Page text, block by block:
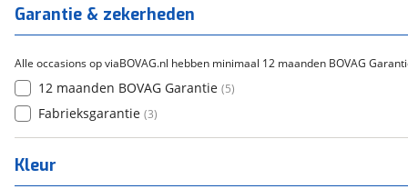
Garantie & zekerheden
Alle occasions op viaBOVAG.nl hebben minimaal 12 maanden BOVAG
12 maanden BOVAG Garantie (5)
Fabrieksgarantie (3)
Kleur